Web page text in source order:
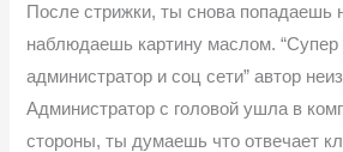
После стрижки, ты снова попадаешь
наблюдаешь картину маслом. “Супер
администратор и соц сети” автор
Администратор с головой ушла в
стороны, ты думаешь что отвечает